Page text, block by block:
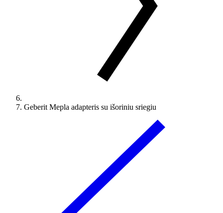
Geberit Mepla adapteris su išoriniu sriegiu